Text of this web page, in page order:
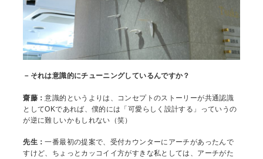
－それは意識的にチューニングしているんですか？
齋藤：意識的というよりは、コンセプトのストーリーが共通認識
としてOKであれば、僕的には「可愛らしく設計する」っていうの
が逆に難しいかもしれない（笑）
先生：一番最初の提案で、受付カウンターにアーチがあったんで
すけど、ちょっとカッコイイ方がすきな私としては、アーチがた